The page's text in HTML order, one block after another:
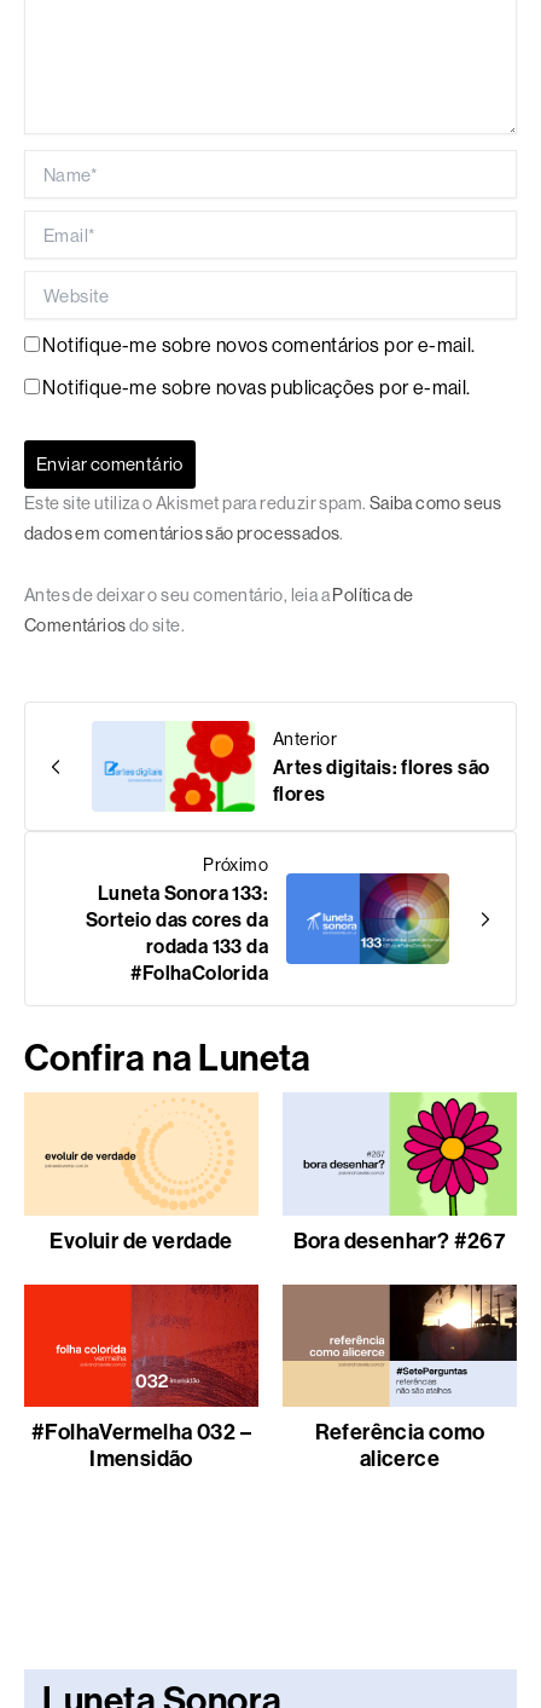
Notifique-me sobre novos comentários por e-mail.
Notifique-me sobre novas publicações por e-mail.
Este site utiliza o Akismet para reduzir spam. Saiba como seus
dados em comentários são processados.
Antes de deixar o seu comentário, leia a Política de
Comentáriosdo site.
Anterior
Artes digitais: flores são
flores
Próximo
Luneta Sonora 133:
Sorteio das cores da
rodada 133 da
#FolhaColorida
Confira na Luneta
Evoluir de verdade Bora desenhar? #267
#FolhaVermelha 032 –
Imensidão
Referência como
alicerce